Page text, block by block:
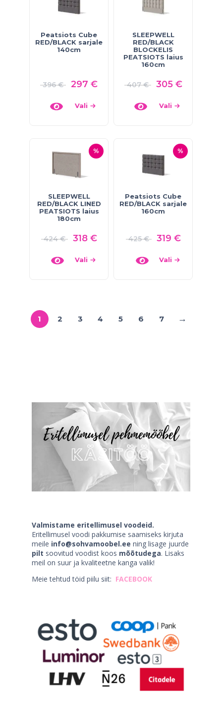
Peatsiots Cube
RED/BLACK sarjale
140cm
396€ 297 €
Vali
SLEEPWELL
RED/BLACK
BLOCKELIS
PEATSIOTS laius
160cm
407€ 305 €
Vali
%
SLEEPWELL
RED/BLACK LINED
PEATSIOTS laius
180cm
424€ 318 €
Vali
%
Peatsiots Cube
RED/BLACK sarjale
160cm
425€ 319 €
Vali
1 2 3 4 5 6 7 →
Valmistame eritellimusel voodeid.
Eritellimusel voodi pakkumise saamiseks kirjuta
meile info@sohvamoobel.ee ning lisage juurde
pilt soovitud voodist koos mõõtudega. Lisaks
meil on suur ja kvaliteetne kanga valik!
Meie tehtud töid piilu siit: FACEBOOK